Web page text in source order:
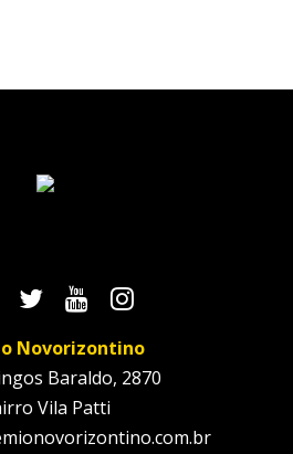
Novorizontino
Baraldo, 2870
Vila Patti